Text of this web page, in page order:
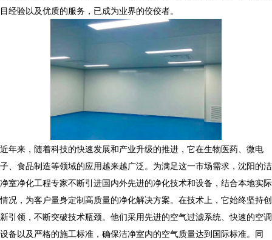
目经验以及优质的服务，已成为业界的佼佼者。
近年来，随着科技的快速发展和产业升级的推进，它在生物医药、微电
子、食品制造等领域的应用越来越广泛。为满足这一市场需求，沈阳的洁
净室净化工程专家不断引进国内外先进的净化技术和设备，结合本地实际
情况，为客户量身定制高质量的净化解决方案。在技术上，它始终坚持创
新引领，不断突破技术瓶颈。他们采用先进的空气过滤系统、快速的空调
设备以及严格的施工标准，确保洁净室内的空气质量达到国际标准。同